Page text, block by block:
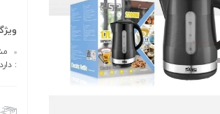
: دارد